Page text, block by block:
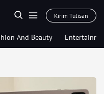
Kirim Tulisan
And Beauty